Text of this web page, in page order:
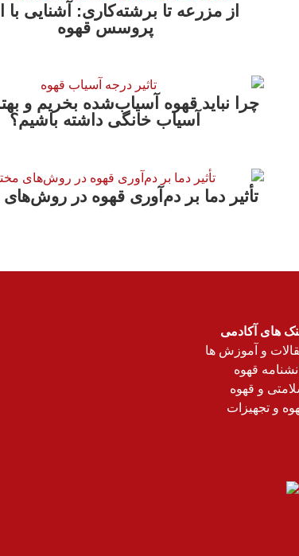
از مزرعه تا برشته‌کاری: آشنایی با
پروسس قهوه
چرا نباید قهوه آسیاب‌شده بخریم و
آسیاب خانگی داشته باشیم؟
تأثیر دما بر دم‌آوری قهوه در
های آکادمی
و آموزش ها
قهوه
و قهوه
و تجهیزات